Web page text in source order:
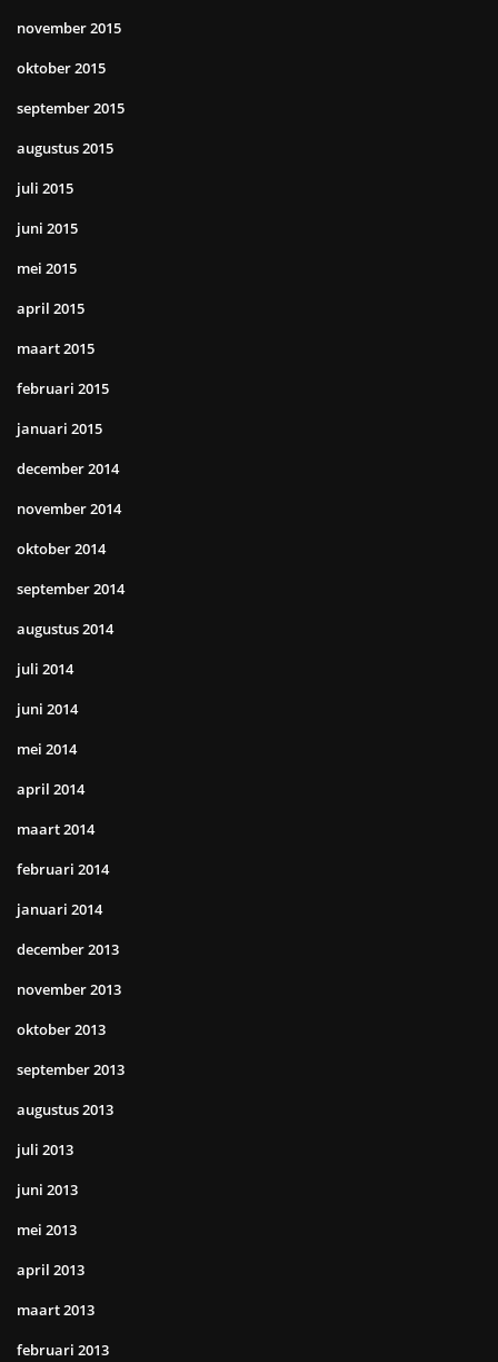
november 2015
oktober 2015
september 2015
augustus 2015
juli 2015
juni 2015
mei 2015
april 2015
maart 2015
februari 2015
januari 2015
december 2014
november 2014
oktober 2014
september 2014
augustus 2014
juli 2014
juni 2014
mei 2014
april 2014
maart 2014
februari 2014
januari 2014
december 2013
november 2013
oktober 2013
september 2013
augustus 2013
juli 2013
juni 2013
mei 2013
april 2013
maart 2013
februari 2013